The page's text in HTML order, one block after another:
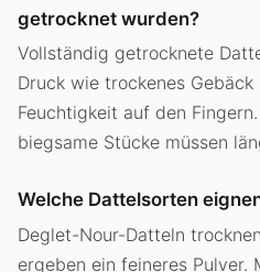
getrocknet wurden?
Vollständig getrocknete
Druck wie trockenes
Feuchtigkeit auf den
biegsame Stücke müssen
Welche Dattelsorten
Deglet-Nour-Datteln
ergeben ein feineres Pulver.